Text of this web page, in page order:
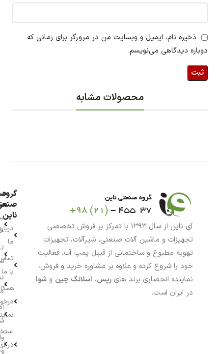
ذخیره نام، ایمیل و وبسایت من در مرورگر برای زمانی که
دوباره دیدگاهی می‌نویسم.
محصولات مشابه
آی ناین از سال ۱۳۹۳ با تمرکز بر فروش تخصصی
تجهیزات و ماشین آلات صنعتی، شیرآلات، تجهیزات
تهویه مطبوع و ساختمانی از قبیل پمپ آب، فعالیت
خود را شروع کرده و علاوه بر مشاوره خرید و فروش،
نماینده انحصاری برند های رپس، اسلانگ چین و شوا
در ایران است.
گروه
ناین
ما
با ما
در